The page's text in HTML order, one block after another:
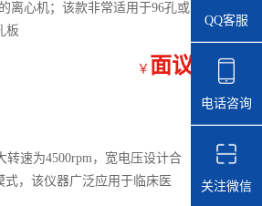
离心机；该款非常适用于96孔或
板
￥ 面议
速为4500rpm，宽电压设计合
，该仪器广泛应用于临床医
QQ客服
电话咨询
关注微信